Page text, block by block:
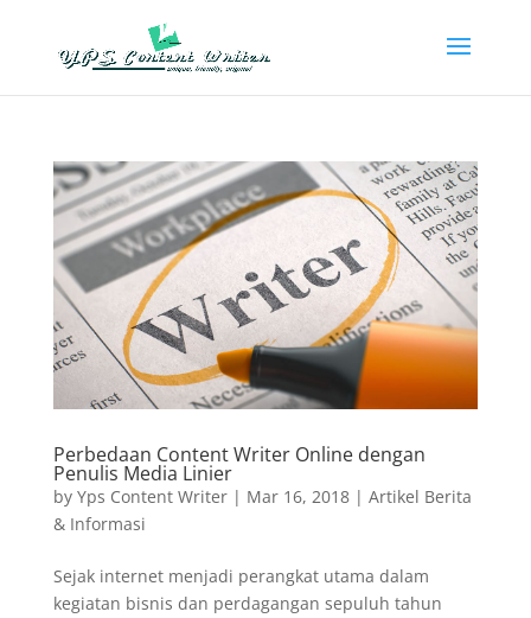
Perbedaan Content Writer Online dengan
Penulis Media Linier
by Yps Content Writer| Mar 16, 2018| Artikel Berita
& Informasi
Sejak internet menjadi perangkat utama dalam
kegiatan bisnis dan perdagangan sepuluh tahun